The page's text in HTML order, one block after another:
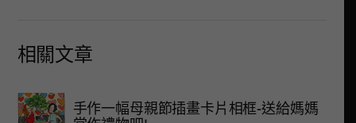
相關文章
手作一幅母親節插畫卡片相框-送給媽媽